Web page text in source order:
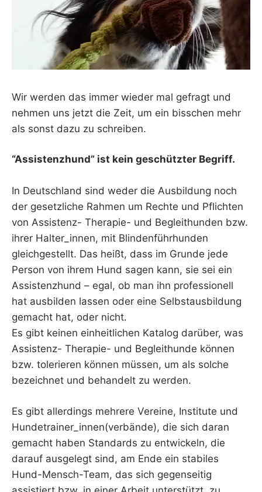
Wir werden das immer wieder mal gefragt und
nehmen uns jetzt die Zeit, um ein bisschen mehr
als sonst dazu zu schreiben.
“Assistenzhund” ist kein geschützter Begriff.
In Deutschland sind weder die Ausbildung noch
der gesetzliche Rahmen um Rechte und Pflichten
von Assistenz- Therapie- und Begleithunden bzw.
ihrer Halter_innen, mit Blindenführhunden
gleichgestellt. Das heißt, dass im Grunde jede
Person von ihrem Hund sagen kann, sie sei ein
Assistenzhund – egal, ob man ihn professionell
hat ausbilden lassen oder eine Selbstausbildung
gemacht hat, oder nicht.
Es gibt keinen einheitlichen Katalog darüber, was
Assistenz- Therapie- und Begleithunde können
bzw. tolerieren können müssen, um als solche
bezeichnet und behandelt zu werden.
Es gibt allerdings mehrere Vereine, Institute und
Hundetrainer_innen(verbände), die sich daran
gemacht haben Standards zu entwickeln, die
darauf ausgelegt sind, am Ende ein stabiles
Hund-Mensch-Team, das sich gegenseitig